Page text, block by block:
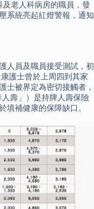
老人科病房的職員，發
系統亮起紅燈警報，通知
人員及職員接受測試，初
護士曾於上周四到其家
士被界定為密切接觸者，
壽」）是持牌人壽保險
填補健康的保障缺口。